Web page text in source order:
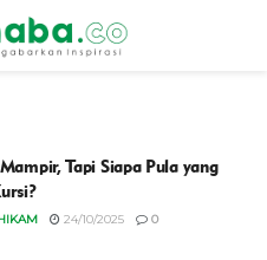
Tapi Siapa Pula yang
24/10/2025 0